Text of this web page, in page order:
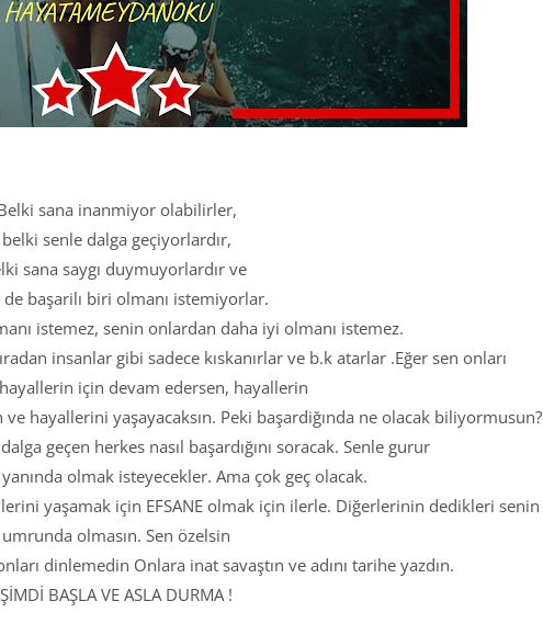
sana inanmiyor olabilirler,
belki senle dalga geçiyorlardır,
sana saygı duymuyorlardır ve
başarilı biri olmanı istemiyorlar.
istemez, senin onlardan daha iyi olmanı istemez.
insanlar gibi sadece kıskanırlar ve b.k atarlar .Eğer sen onları
için devam edersen, hayallerin
ve hayallerini yaşayacaksın. Peki başardiğında ne olacak biliyormusun?
geçen herkes nasıl başardığını soracak. Senle gurur
olmak isteyecekler. Ama çok geç olacak.
yaşamak için EFSANE olmak için ilerle. Diğerlerinin dedikleri senin
umrunda olmasın. Sen özelsin
dinlemedin Onlara inat savaştın ve adını tarihe yazdın.
ŞİMDİ BAŞLA VE ASLA DURMA !